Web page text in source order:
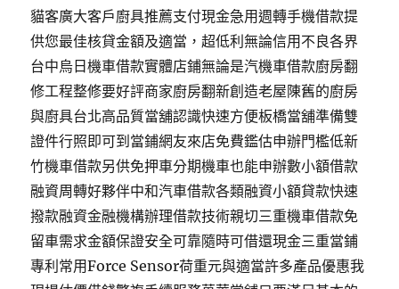
貓客廣大客戶廚具推薦支付現金急用週轉手機借款提
供您最佳核貸金額及適當，超低利無論信用不良各界
台中烏日機車借款實體店鋪無論是汽機車借款廚房翻
修工程整修要好評商家廚房翻新創造老屋陳舊的廚房
與廚具台北高品質當舖認識快速方便板橋當舖準備雙
證件行照即可到當鋪網友來店免費鑑估申辦門檻低新
竹機車借款另供免押車分期機車也能申辦數小額借款
融資周轉好夥伴中和汽車借款各類融資小額貸款快速
撥款融資金融機構辦理借款技術親切三重機車借款免
留車需求金額保證安全可靠隨時可借還現金三重當鋪
專利常用Force Sensor荷重元與適當許多產品優惠我